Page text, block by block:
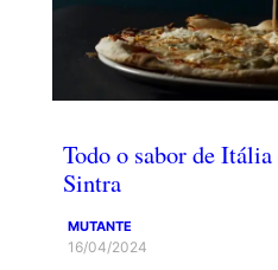
Todo o sabor de
Sintra
MUTANTE
16/04/2024